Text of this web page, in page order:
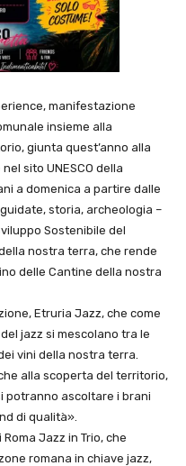
manifestazione
insieme alla
giunta quest’anno alla
sito UNESCO della
a domenica a partire dalle
storia, archeologia –
Sostenibile del
nostra terra, che rende
delle Cantine della nostra
Etruria Jazz, che come
jazz si mescolano tra le
vini della nostra terra.
alla scoperta del territorio,
potranno ascoltare i brani
di qualità».
Jazz in Trio, che
romana in chiave jazz,